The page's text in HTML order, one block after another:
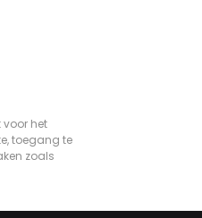
voor het
toegang te
zoals